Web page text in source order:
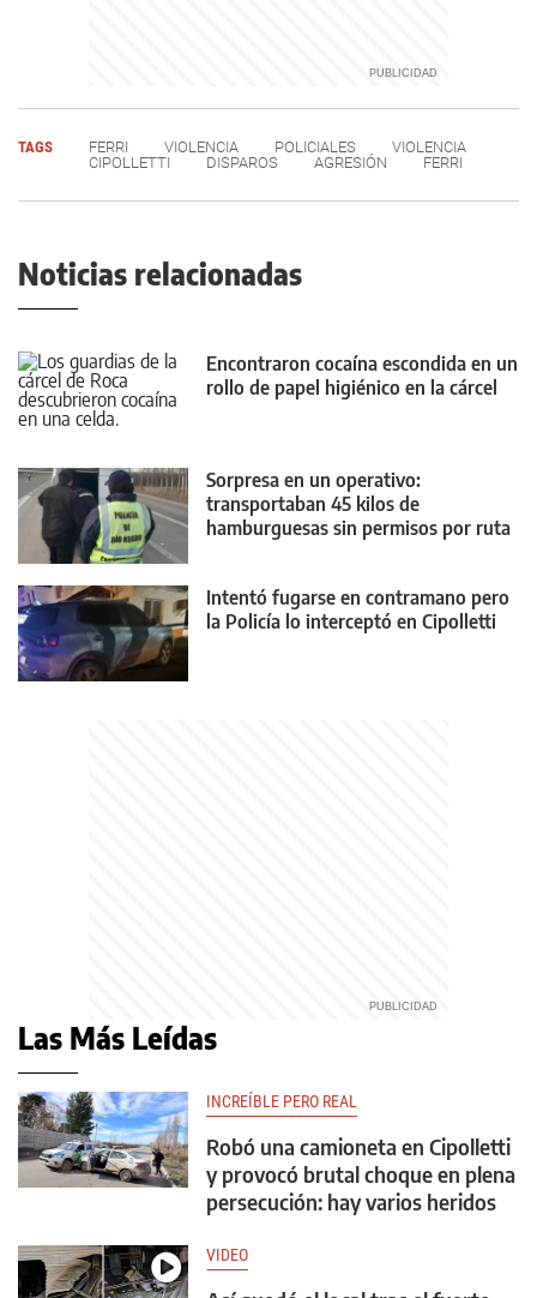
TAGS FERRI VIOLENCIA POLICIALES
VIOLENCIA
CIPOLLETTI
DISPAROS AGRESIÓN FERRI
Noticias relacionadas
Encontraron cocaína escondida en un
rollo de papel higiénico en la cárcel
Sorpresa en un operativo:
transportaban 45 kilos de
hamburguesas sin permisos por ruta
Intentó fugarse en contramano pero
la Policía lo interceptó en Cipolletti
Las Más Leídas
INCREÍBLE PERO REAL
Robó una camioneta en Cipolletti
y provocó brutal choque en plena
persecución: hay varios heridos
VIDEO